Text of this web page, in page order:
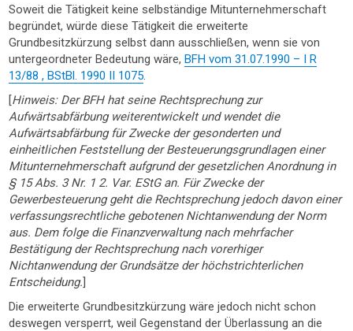
Soweit die Tätigkeit keine selbständige Mitunternehmerschaft
begründet, würde diese Tätigkeit die erweiterte
Grundbesitzkürzung selbst dann ausschließen, wenn sie von
untergeordneter Bedeutung wäre,BFH vom 31.07.1990 – I R
13/88 , BStBl. 1990 II 1075.
[Hinweis: Der BFH hat seine Rechtsprechung zur
Aufwärtsabfärbung weiterentwickelt und wendet die
Aufwärtsabfärbung für Zwecke der gesonderten und
einheitlichen Feststellung der Besteuerungsgrundlagen einer
Mitunternehmerschaft aufgrund der gesetzlichen Anordnung in
§ 15 Abs. 3 Nr. 1 2. Var. EStG an. Für Zwecke der
Gewerbesteuerung geht die Rechtsprechung jedoch davon einer
verfassungsrechtliche gebotenen Nichtanwendung der Norm
aus. Dem folge die Finanzverwaltung nach mehrfacher
Bestätigung der Rechtsprechung nach vorerhiger
Nichtanwendung der Grundsätze der höchstrichterlichen
Entscheidung.]
Die erweiterte Grundbesitzkürzung wäre jedoch nicht schon
deswegen versperrt, weil Gegenstand der Überlassung an die